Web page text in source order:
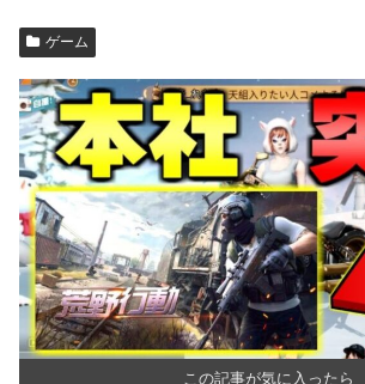
ゲーム
この記事が気に入ったら